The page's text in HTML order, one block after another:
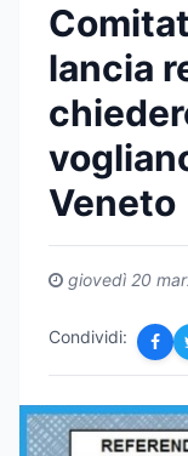
lancia
Veneto
giovedì 20
Condividi: